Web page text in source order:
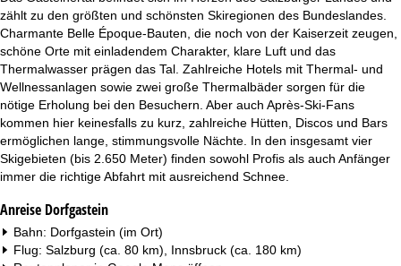
zählt zu den größten und schönsten Skiregionen des Bundeslandes.
Charmante Belle Époque-Bauten, die noch von der Kaiserzeit zeugen,
schöne Orte mit einladendem Charakter, klare Luft und das
Thermalwasser prägen das Tal. Zahlreiche Hotels mit Thermal- und
Wellnessanlagen sowie zwei große Thermalbäder sorgen für die
nötige Erholung bei den Besuchern. Aber auch Après-Ski-Fans
kommen hier keinesfalls zu kurz, zahlreiche Hütten, Discos und Bars
ermöglichen lange, stimmungsvolle Nächte. In den insgesamt vier
Skigebieten (bis 2.650 Meter) finden sowohl Profis als auch Anfänger
immer die richtige Abfahrt mit ausreichend Schnee.
Anreise Dorfgastein
Bahn: Dorfgastein (im Ort)
Flug: Salzburg (ca. 80 km), Innsbruck (ca. 180 km)